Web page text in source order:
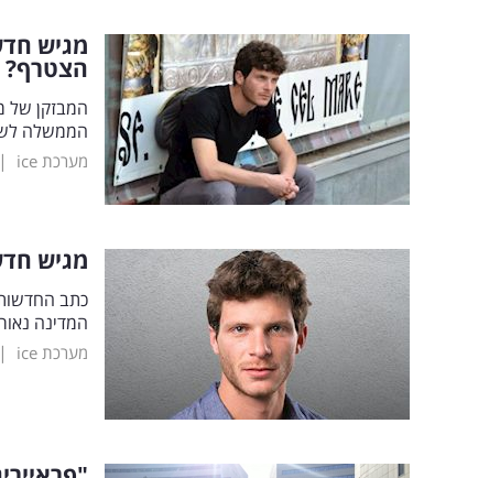
הצטרף?
המבזקן של
הממשלה
מערכת ice |
מגיש חדשות 12 יצא לשוק: "חיית
כתב
המדינה
מערכת ice |